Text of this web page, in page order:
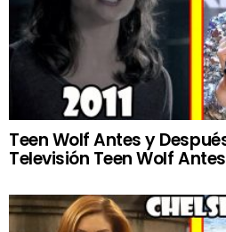
Teen Wolf Antes y
Televisión Teen Wolf